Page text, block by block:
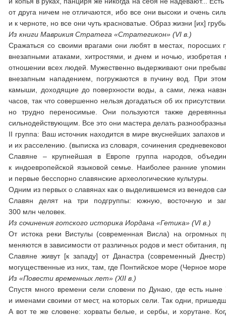
от друга ничем не отличаются, ибо все они высоки и очень
и к черноте, но все они чуть красноватые. Образ жизни [их]
Из книги Маврикия Стратега «Стратегикон» (VI в.)
Сражаться со своими врагами они любят в местах, поросших
внезапными атаками, хитростями, и днем и ночью,
отношении всех людей. Мужественно выдерживают они
внезапным нападением, погружаются в пучину вод. При
камыши, доходящие до поверхности воды, а сами, лежа
часов, так что совершенно нельзя догадаться об их
но трудно переносимые. Они пользуются также
сильнодействующим. Все это они мастера делать
II группа: Ваш источник находится в мире вкуснейших
и их расселению. (выписка из словаря, сочинения
Славяне – крупнейшая в Европе группа народов,
к индоевропейской языковой семье. Наиболее ранние
и первые бесспорно славянские археологические культуры.
Одним из первых о славянах как о выделившемся из венедов
Славян делят на три подгруппы: южную, восточную и
300 млн человек.
Из сочинения готского историка Иордана «Гетика» (VI в.)
От истока реки Вистулы (современная Висла) на огромных
меняются в зависимости от различных родов и мест
Славяне живут [к западу] от Данастра (современный
могущественные из них, там, где Понтийское море (Черное
Из «Повести временных лет» (XII в.)
Спустя много времени сели словени по Дунаю, где есть
и именами своими от мест, на которых сели. Так одни,
А вот те же словене: хорваты белые, и сербы, и хорутане.